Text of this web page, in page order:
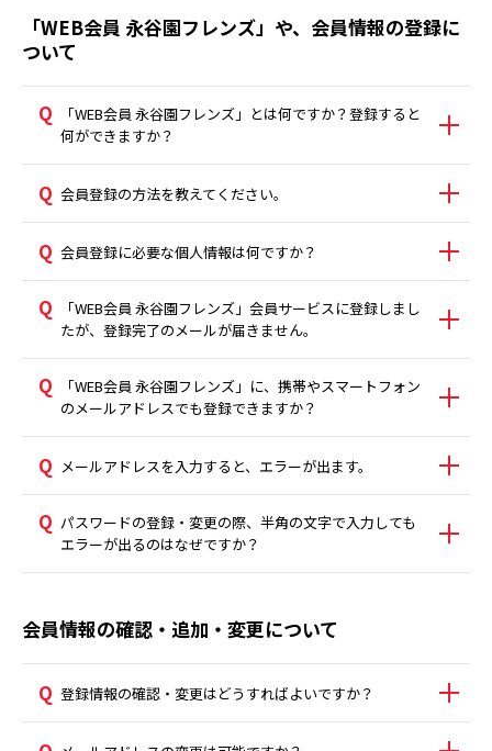
「WEB会員 永谷園フレンズ」や、会員情報の登録に
ついて
「WEB会員 永谷園フレンズ」とは何ですか？登録すると
何ができますか？
会員登録の方法を教えてください。
会員登録に必要な個人情報は何ですか？
「WEB会員 永谷園フレンズ」会員サービスに登録しまし
たが、登録完了のメールが届きません。
「WEB会員 永谷園フレンズ」に、携帯やスマートフォン
のメールアドレスでも登録できますか？
メールアドレスを入力すると、エラーが出ます。
パスワードの登録・変更の際、半角の文字で入力しても
エラーが出るのはなぜですか？
会員情報の確認・追加・変更について
登録情報の確認・変更はどうすればよいですか？